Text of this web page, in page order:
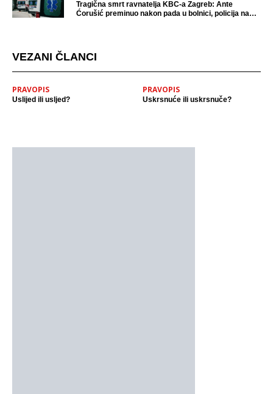
Tragična smrt ravnatelja KBC-a Zagreb: Ante
Ćorušić preminuo nakon pada u bolnici, policija na
VEZANI ČLANCI
PRAVOPIS
Uslijed ili usljed?
PRAVOPIS
Uskrsnuće ili uskrsnuče?